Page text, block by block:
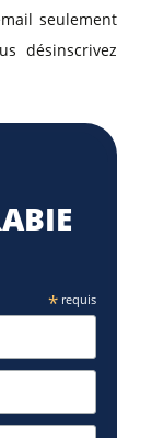
seulement
désinscrivez
*requis